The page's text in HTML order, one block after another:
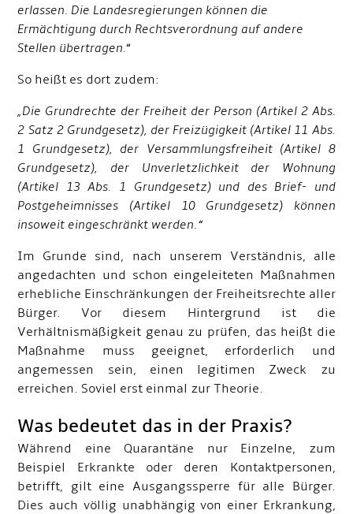
erlassen. Die Landesregierungen können die
Ermächtigung durch Rechtsverordnung auf andere
Stellen übertragen.“
So heißt es dort zudem:
„Die Grundrechte der Freiheit der Person (Artikel 2 Abs.
2 Satz 2 Grundgesetz), der Freizügigkeit (Artikel 11 Abs.
1 Grundgesetz), der Versammlungsfreiheit (Artikel 8
Grundgesetz), der Unverletzlichkeit der Wohnung
(Artikel 13 Abs. 1 Grundgesetz) und des Brief- und
Postgeheimnisses (Artikel 10 Grundgesetz) können
insoweit eingeschränkt werden.“
Im Grunde sind, nach unserem Verständnis, alle
angedachten und schon eingeleiteten Maßnahmen
erhebliche Einschränkungen der Freiheitsrechte aller
Bürger. Vor diesem Hintergrund ist die
Verhältnismäßigkeit genau zu prüfen, das heißt die
Maßnahme muss geeignet, erforderlich und
angemessen sein, einen legitimen Zweck zu
erreichen. Soviel erst einmal zur Theorie.
Was bedeutet das in der Praxis?
Während eine Quarantäne nur Einzelne, zum
Beispiel Erkrankte oder deren Kontaktpersonen,
betrifft, gilt eine Ausgangssperre für alle Bürger.
Dies auch völlig unabhängig von einer Erkrankung,